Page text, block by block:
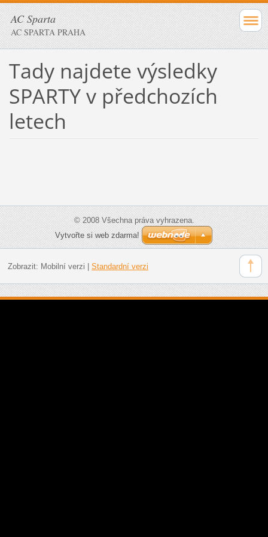
AC Sparta
AC SPARTA PRAHA
Tady najdete výsledky
SPARTY v předchozích
letech
© 2008 Všechna práva vyhrazena.
Vytvořte si web zdarma!
Zobrazit: Mobilní verzi Standardní verzi